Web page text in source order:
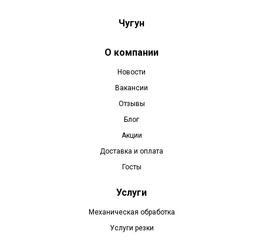
Чугун
О компании
Новости
Вакансии
Отзывы
Блог
Акции
Доставка и оплата
Госты
Услуги
Механическая обработка
Услуги резки